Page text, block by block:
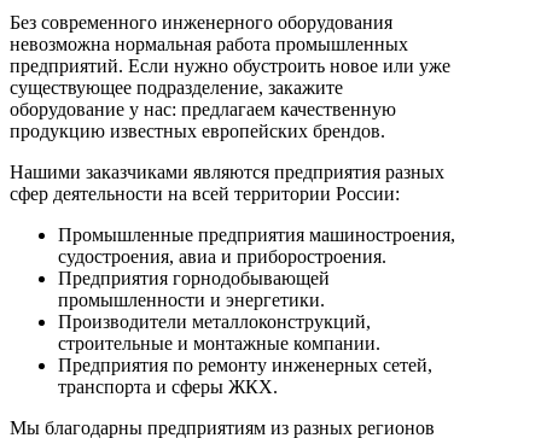
Без современного инженерного оборудования
невозможна нормальная работа промышленных
предприятий. Если нужно обустроить новое или уже
существующее подразделение, закажите
оборудование у нас: предлагаем качественную
продукцию известных европейских брендов.
Нашими заказчиками являются предприятия разных
сфер деятельности на всей территории России:
Промышленные предприятия машиностроения,
судостроения, авиа и приборостроения.
Предприятия горнодобывающей
промышленности и энергетики.
Производители металлоконструкций,
строительные и монтажные компании.
Предприятия по ремонту инженерных сетей,
транспорта и сферы ЖКХ.
Мы благодарны предприятиям из разных регионов